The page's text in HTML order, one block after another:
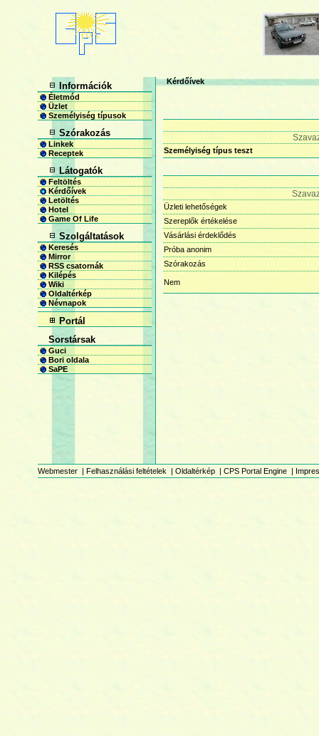
Információk
Életmód
Üzlet
Személyiség típusok
Szórakozás
Linkek
Receptek
Látogatók
Feltöltés
Kérdőívek
Letöltés
Hotel
Game Of Life
Szolgáltatások
Keresés
Mirror
RSS csatornák
Kilépés
Wiki
Oldaltérkép
Névnapok
Portál
Sorstársak
Guci
Bori oldala
SaPE
Kérdőívek
Személyiség típus teszt
Üzleti lehetőségek
Szereplők értékelése
Vásárlási érdeklődés
Próba anonim
Szórakozás
Nem
Webmester | Felhasználási feltételek | Oldaltérkép | CPS Portal Engine |